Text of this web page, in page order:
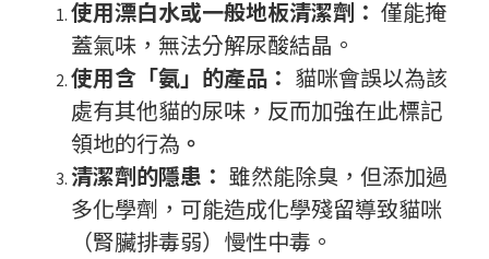
使用漂白水或一般地板清潔劑： 僅能掩
蓋氣味，無法分解尿酸結晶。
使用含「氨」的產品： 貓咪會誤以為該
處有其他貓的尿味，反而加強在此標記
領地的行為 。
清潔劑的隱患： 雖然能除臭，但添加過
多化學劑，可能造成化學殘留導致貓咪
（腎臟排毒弱）慢性中毒。